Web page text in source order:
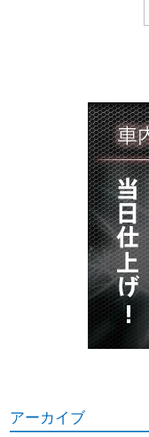
アーカイブ